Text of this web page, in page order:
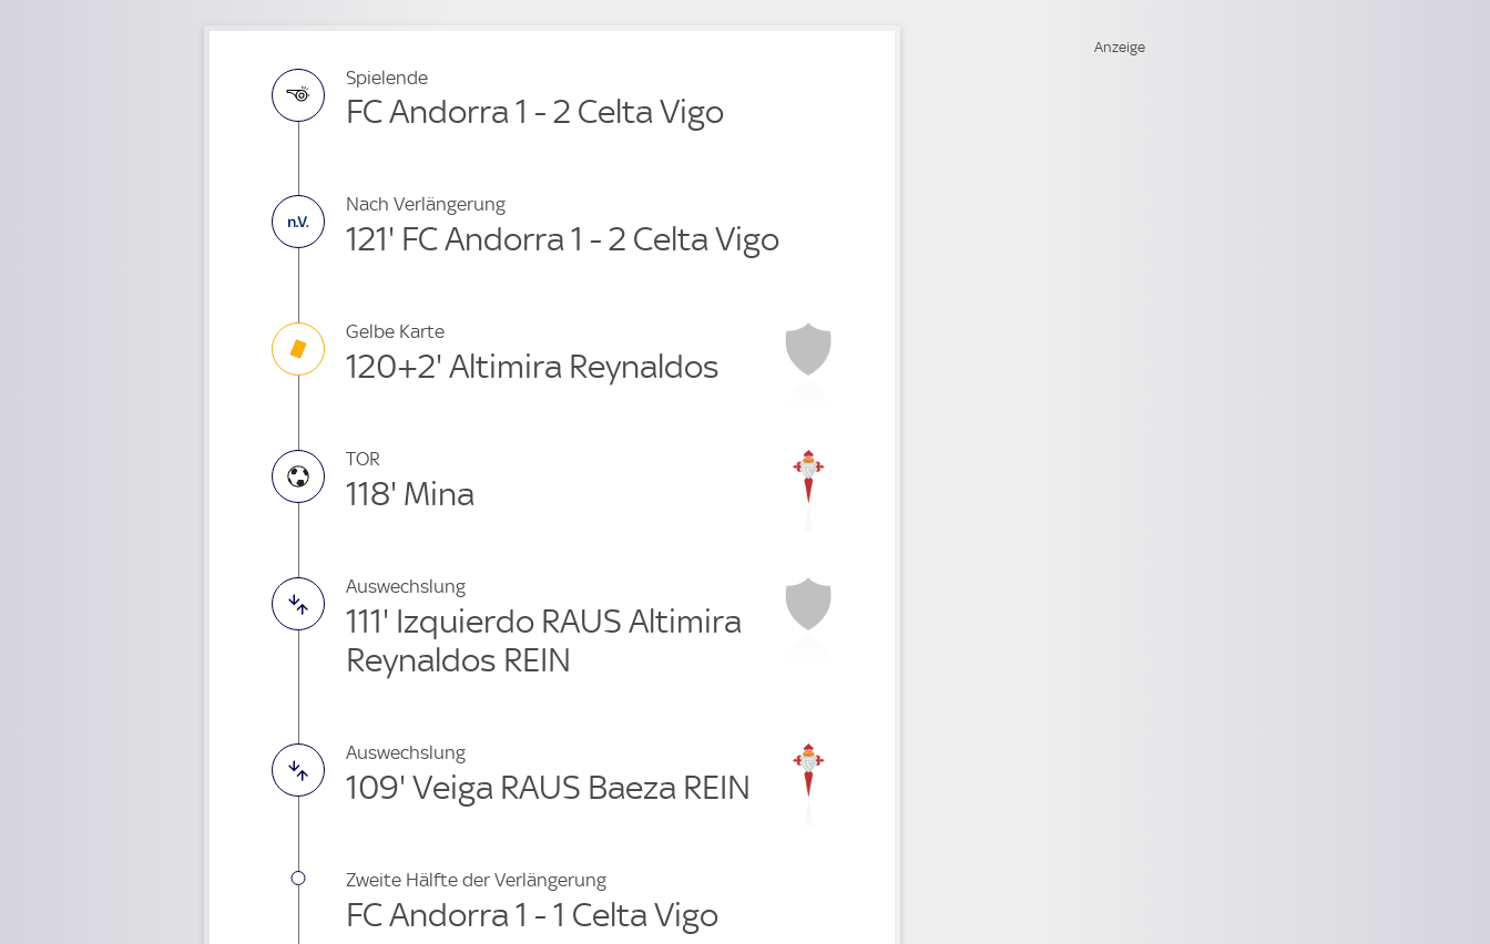
Spielende
FC Andorra 1 - 2 Celta Vigo
Nach Verlängerung
121' FC Andorra 1 - 2 Celta Vigo
Gelbe Karte
120+2' Altimira Reynaldos
TOR
118' Mina
Auswechslung
111' Izquierdo RAUS Altimira
Reynaldos REIN
Auswechslung
109' Veiga RAUS Baeza REIN
Zweite Hälfte der Verlängerung
FC Andorra 1 - 1 Celta Vigo